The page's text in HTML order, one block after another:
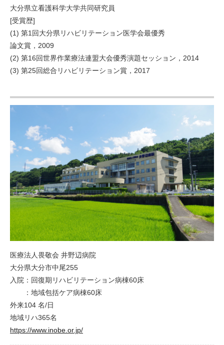
大分県立看護科学大学共同研究員
[受賞歴]
(1) 第1回大分県リハビリテーション医学会最優秀
論文賞，2009
(2) 第16回世界作業療法連盟大会優秀演題セッション，2014
(3) 第25回総合リハビリテーション賞，2017
医療法人畏敬会 井野辺病院
大分県大分市中尾255
入院：回復期リハビリテーション病棟60床
：地域包括ケア病棟60床
外来104 名/日
地域リハ365名
https://www.inobe.or.jp/